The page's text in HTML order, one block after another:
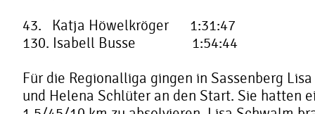
43. Katja Höwelkröger 1:31:47
130. Isabell Busse 1:54:44
Für die Regionalliga gingen in Sassenberg
und Helena Schlüter an den Start. Sie hatten